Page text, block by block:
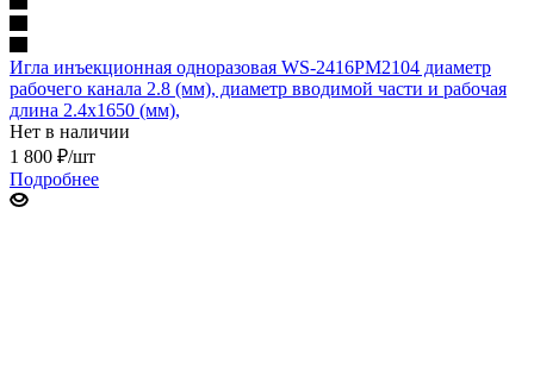
Игла инъекционная одноразовая WS-2416PM2104 диаметр
рабочего канала 2.8 (мм), диаметр вводимой части и рабочая
длина 2.4х1650 (мм),
Нет в наличии
1 800 ₽/шт
Подробнее